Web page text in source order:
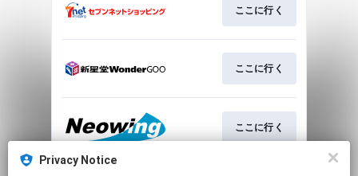
Privacy Notice
ここに行く
ここに行く
ここに行く